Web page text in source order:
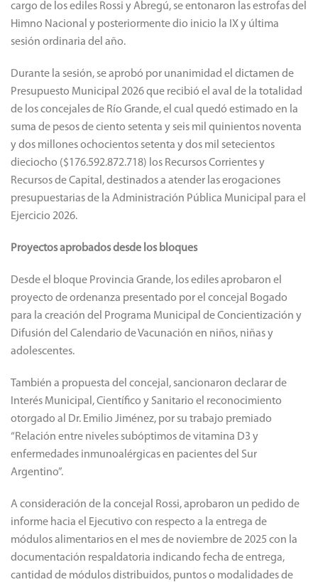
cargo de los ediles Rossi y Abregú, se entonaron las estrofas del
Himno Nacional y posteriormente dio inicio la IX y última
sesión ordinaria del año.
Durante la sesión, se aprobó por unanimidad el dictamen de
Presupuesto Municipal 2026 que recibió el aval de la totalidad
de los concejales de Río Grande, el cual quedó estimado en la
suma de pesos de ciento setenta y seis mil quinientos noventa
y dos millones ochocientos setenta y dos mil setecientos
dieciocho ($176.592.872.718) los Recursos Corrientes y
Recursos de Capital, destinados a atender las erogaciones
presupuestarias de la Administración Pública Municipal para el
Ejercicio 2026.
Proyectos aprobados desde los bloques
Desde el bloque Provincia Grande, los ediles aprobaron el
proyecto de ordenanza presentado por el concejal Bogado
para la creación del Programa Municipal de Concientización y
Difusión del Calendario de Vacunación en niños, niñas y
adolescentes.
También a propuesta del concejal, sancionaron declarar de
Interés Municipal, Científico y Sanitario el reconocimiento
otorgado al Dr. Emilio Jiménez, por su trabajo premiado
“Relación entre niveles subóptimos de vitamina D3 y
enfermedades inmunoalérgicas en pacientes del Sur
Argentino”.
A consideración de la concejal Rossi, aprobaron un pedido de
informe hacia el Ejecutivo con respecto a la entrega de
módulos alimentarios en el mes de noviembre de 2025 con la
documentación respaldatoria indicando fecha de entrega,
cantidad de módulos distribuidos, puntos o modalidades de